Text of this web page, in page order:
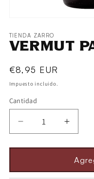
TIENDA ZARRO
Vermut
Precio
habitual
€8,95 EUR
Impuesto incluido.
Cantidad
Reducir